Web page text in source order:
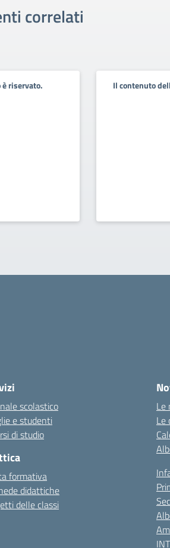
correlati
riservato. Il contenuto
scolastico
e studenti
di studio
formativa
didattiche
delle classi
Le
Le